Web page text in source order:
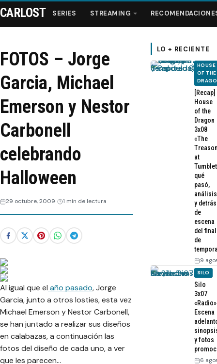
Streaming
Recomendaciones
Videos
Webisodios
CARLOST SERIES STREAMING
FOTOS – Jorge
Garcia, Michael
Emerson y Nestor
Carbonell
celebrando
Halloween
29 octubre, 2009 1 min de lectura
Al igual que el año pasado, Jorge
Garcia, junto a otros losties, esta vez
Michael Emerson y Nestor Carbonell,
se han juntado a realizar sus diseños
en calabazas, a continuación las
fotos del diseño de cada uno, a ver
que les parecen…
LO + RECIENTE
HOUSE
OF THE
[Recap]
House
of the
Dragon
3x08
«The
at
qué
pasó,
análisis
y detrás
de
escena
del final
de
9
SILO
Silo
3x07
Escena
y fotos
6